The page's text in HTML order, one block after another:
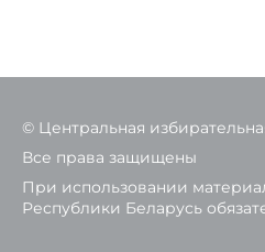
© Центральная
Все права защищены
При использовании
Республики Беларусь